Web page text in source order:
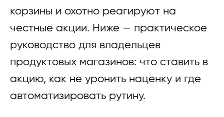
корзины и охотно реагируют на
честные акции. Ниже — практическое
руководство для владельцев
продуктовых магазинов: что ставить в
акцию, как не уронить наценку и где
автоматизировать рутину.